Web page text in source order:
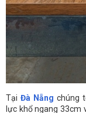
Tại Đà Nẵng chúng
lực khổ ngang 33cm